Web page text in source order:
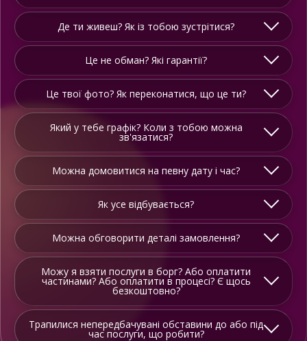
Де ти живеш? Як із тобою зустрітися?
Це не обман? Які гарантії?
Це твої фото? Як переконатися, що це ти?
Який у тебе графік? Коли з тобою можна
зв'язатися?
Можна домовитися на певну дату і час?
Як усе відбувається?
Можна обговорити деталі замовлення?
Можу я взяти послуги в борг? Або оплатити
частинами? Або оплатити в процесі? Є щось
безкоштовно?
Трапилися непередбачувані обставини до або під
час послуги, що робити?